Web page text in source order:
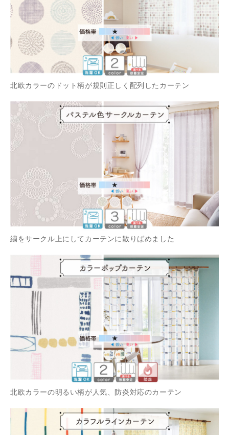
北欧カラーのドット柄が規則正しく配列したカーテン
繍をサークル上にしてカーテンに散りばめました
北欧カラーの明るい柄が人気、防炎対応のカーテン